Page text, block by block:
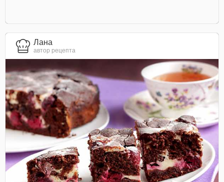
Лана
автор рецепта